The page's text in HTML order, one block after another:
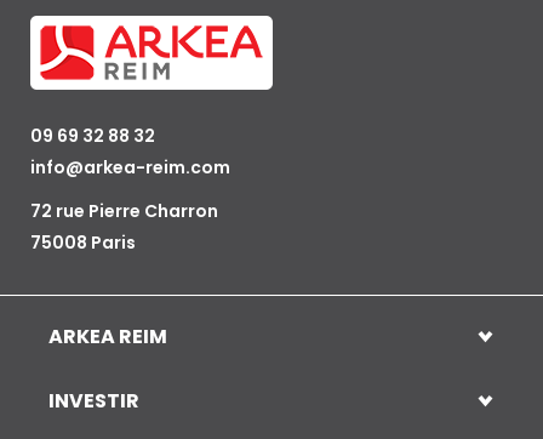
09 69 32 88 32
info@arkea-reim.com
72 rue Pierre Charron
75008 Paris
ARKEA REIM
INVESTIR